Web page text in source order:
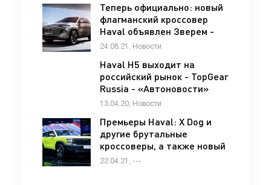
Теперь официально: новый
флагманский кроссовер
Haval объявлен Зверем -
«Lada»
24.08.21, Новости
Haval H5 выходит на
российский рынок - TopGear
Russia - «Автоновости»
13.04.20, Новости
Премьеры Haval: X Dog и
другие брутальные
кроссоверы, а также новый
флагман XY - «Great Wall»
22.04.21, ---